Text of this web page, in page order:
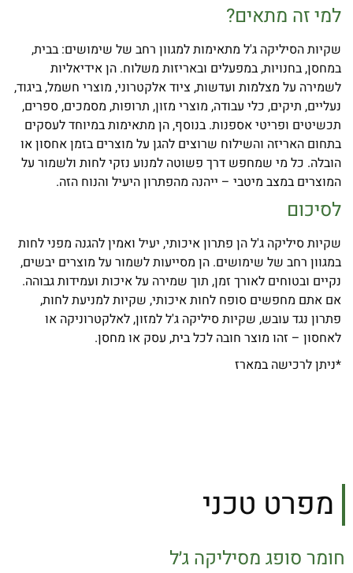
למי זה מתאים?
שקיות הסיליקה ג'ל מתאימות למגוון רחב של שימושים: בבית,
במחסן, בחנויות, במפעלים ובאריזות משלוח. הן אידיאליות
לשמירה על מצלמות ועדשות, ציוד אלקטרוני, מוצרי חשמל, ביגוד,
נעליים, תיקים, כלי עבודה, מוצרי מזון, תרופות, מסמכים, ספרים,
תכשיטים ופריטי אספנות. בנוסף, הן מתאימות במיוחד לעסקים
בתחום האריזה והשילוח שרוצים להגן על מוצרים בזמן אחסון או
הובלה. כל מי שמחפש דרך פשוטה למנוע נזקי לחות ולשמור על
המוצרים במצב מיטבי – ייהנה מהפתרון היעיל והנוח הזה.
לסיכום
שקיות סיליקה ג'ל הן פתרון איכותי, יעיל ואמין להגנה מפני לחות
במגוון רחב של שימושים. הן מסייעות לשמור על מוצרים יבשים,
נקיים ובטוחים לאורך זמן, תוך שמירה על איכות ועמידות גבוהה.
אם אתם מחפשים סופח לחות איכותי, שקיות למניעת לחות,
פתרון נגד עובש, שקיות סיליקה ג'ל למזון, לאלקטרוניקה או
לאחסון – זהו מוצר חובה לכל בית, עסק או מחסן.
*ניתן לרכישה במארז
מפרט טכני
חומר סופג מסיליקה ג׳ל